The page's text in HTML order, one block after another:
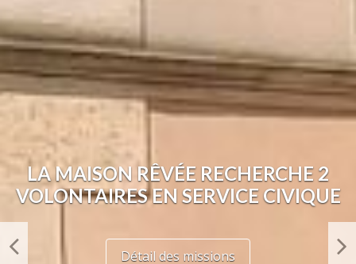
LA MAISON RÊVÉE RECHERCHE 2
VOLONTAIRES EN SERVICE CIVIQUE
Détail des missions